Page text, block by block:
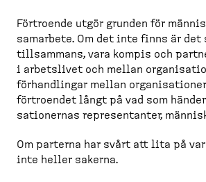
u
m
b
Förtroende utgör grunden för
samarbete. Om det inte finns är det
tillsammans, vara kompis och
i arbetslivet och mellan
förhand­lingar mellan
förtroendet långt på vad som
sa­tio­nernas represen­tanter,
Om parterna har svårt att lita på
inte heller sakerna.